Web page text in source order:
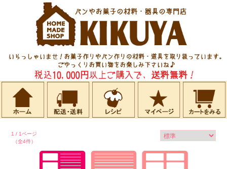
1 / 1ページ
（全4件）